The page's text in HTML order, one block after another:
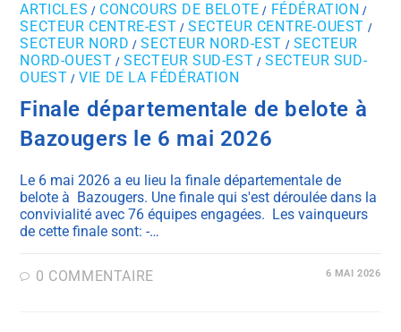
ARTICLES / CONCOURS DE BELOTE / FÉDÉRATION /
SECTEUR CENTRE-EST /SECTEUR CENTRE-OUEST /
SECTEUR NORD /SECTEUR NORD-EST / SECTEUR
NORD-OUEST /SECTEUR SUD-EST /SECTEUR SUD-
OUEST / VIE DE LA FÉDÉRATION
Finale départementale de belote à
Bazougers le 6 mai 2026
Le 6 mai 2026 a eu lieu la finale départementale de
belote à Bazougers. Une finale qui s'est déroulée dans la
convivialité avec 76 équipes engagées. Les vainqueurs
de cette finale sont: -…
0 COMMENTAIRE 6 MAI 2026